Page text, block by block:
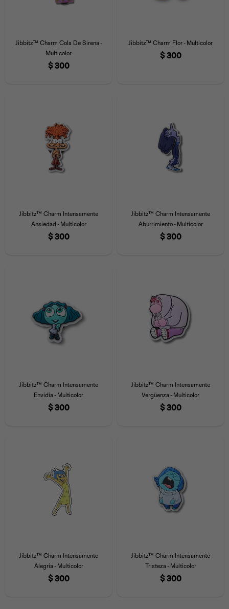
Jibbitz™ Charm Cola De Sirena -
Multicolor
$300
Jibbitz™ Charm Flor - Multicolor
$300
Jibbitz™ Charm Intensamente
Ansiedad - Multicolor
$300
Jibbitz™ Charm Intensamente
Aburrimiento - Multicolor
$300
Jibbitz™ Charm Intensamente
Envidia - Multicolor
$300
Jibbitz™ Charm Intensamente
Vergüenza - Multicolor
$300
Jibbitz™ Charm Intensamente
Alegria - Multicolor
$300
Jibbitz™ Charm Intensamente
Tristeza - Multicolor
$300